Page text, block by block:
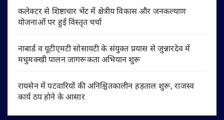
कलेक्टर से शिष्टाचार भेंट में क्षेत्रीय विकास और जनकल्याण
योजनाओं पर हुई विस्तृत चर्चा
नाबार्ड व यूटीएमटी सोसायटी के संयुक्त प्रयास से जुन्नारदेव में
मधुमक्खी पालन जागरूकता अभियान शुरू
रायसेन में पटवारियों की अनिश्चितकालीन हड़ताल शुरू, राजस्व
कार्य ठप होने के आसार